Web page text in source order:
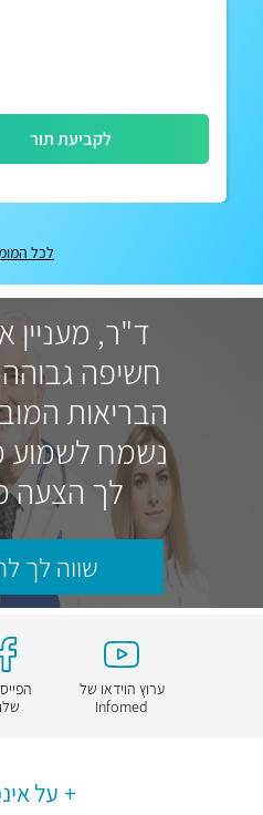
לקביעת תור
לכל
ד"ר, מעניין
חשיפה
הבריאות
נשמח לשמוע
לך הצעה
שווה לך
ערוץ הוידאו של
Infomed
על